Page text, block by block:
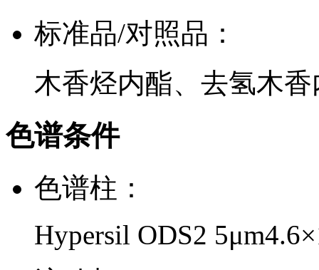
标准品/对照品：
木香烃内酯、去氢木香
色谱条件
色谱柱：
Hypersil ODS2